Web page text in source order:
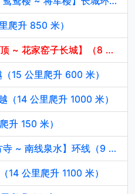
爬升 850 米）
65. 石峡关东侧环线【清水顶 ~ 花家窑子长城】（8 公里爬升 770 米）
15 公里爬升 600 米）
（14 公里爬升 1000 米）
升 150 米）
69. 凤凰岭【熬狱沟 ~ 上方寺 ~ 南线泉水】环线（9 公里爬升 900 米）
14 公里爬升 1100 米）